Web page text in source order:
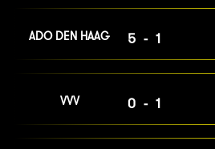
ADO DEN HAAG 5-1
VVV 0-1